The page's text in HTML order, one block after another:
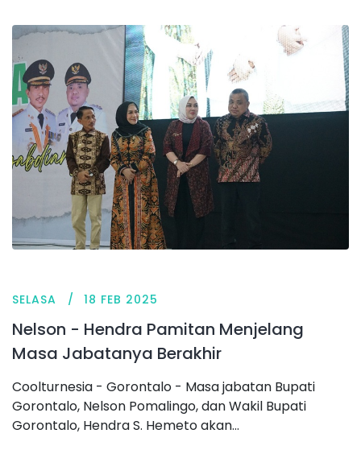
SELASA 18 FEB 2025
Nelson - Hendra Pamitan Menjelang
Masa Jabatanya Berakhir
Coolturnesia - Gorontalo - Masa jabatan Bupati
Gorontalo, Nelson Pomalingo, dan Wakil Bupati
Gorontalo, Hendra S. Hemeto akan...